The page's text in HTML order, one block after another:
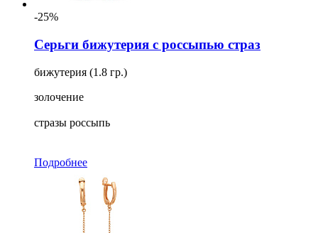
-25%
Серьги бижутерия с россыпью страз
бижутерия (1.8 гр.)
золочение
стразы россыпь
Подробнее